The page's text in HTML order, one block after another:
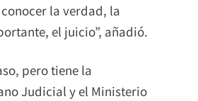
la verdad, la
el juicio”, añadió.
pero tiene la
Judicial y el Ministerio